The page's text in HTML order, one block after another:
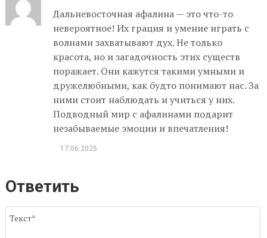
Дальневосточная афалина — это что-то
невероятное! Их грация и умение играть с
волнами захватывают дух. Не только
красота, но и загадочность этих существ
поражает. Они кажутся такими умными и
дружелюбными, как будто понимают нас. За
ними стоит наблюдать и учиться у них.
Подводный мир с афалинами подарит
незабываемые эмоции и впечатления!
17.06.2025
Ответить